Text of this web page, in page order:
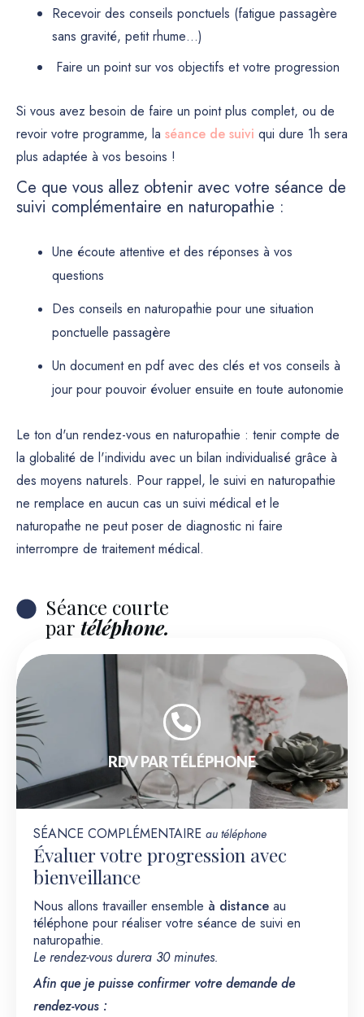
Recevoir des conseils ponctuels (fatigue passagère
sans gravité, petit rhume…)
Faire un point sur vos objectifs et votre progression
Si vous avez besoin de faire un point plus complet, ou de
revoir votre programme, la séance de suivi qui dure 1h sera
plus adaptée à vos besoins !
Ce que vous allez obtenir avec votre séance de
suivi complémentaire en naturopathie :
Une écoute attentive et des réponses à vos
questions
Des conseils en naturopathie pour une situation
ponctuelle passagère
Un document en pdf avec des clés et vos conseils à
jour pour pouvoir évoluer ensuite en toute autonomie
Le ton d'un rendez-vous en naturopathie : tenir compte de
la globalité de l'individu avec un bilan individualisé grâce à
des moyens naturels. Pour rappel, le suivi en naturopathie
ne remplace en aucun cas un suivi médical et le
naturopathe ne peut poser de diagnostic ni faire
interrompre de traitement médical.
Séance courte
partéléphone.
RDV PAR TÉLÉPHONE
SÉANCE COMPLÉMENTAIRE au téléphone
Évaluer votre progression avec
bienveillance
Nous allons travailler ensemble à distance au
téléphone pour réaliser votre séance de suivi en
naturopathie.
Le rendez-vous durera 30 minutes.
Afin que je puisse confirmer votre demande de
rendez-vous :